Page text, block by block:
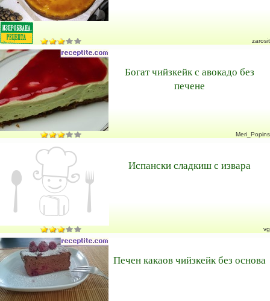
zarosit
Богат чийзкейк с авокадо без
печене
Meri_Popins
Испански сладкиш с извара
vg
Печен какаов чийзкейк без основа